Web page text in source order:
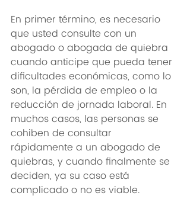
En primer término, es necesario
que usted consulte con un
abogado o abogada de quiebra
cuando anticipe que pueda tener
dificultades económicas, como lo
son, la pérdida de empleo o la
reducción de jornada laboral. En
muchos casos, las personas se
cohiben de consultar
rápidamente a un abogado de
quiebras, y cuando finalmente se
deciden, ya su caso está
complicado o no es viable.